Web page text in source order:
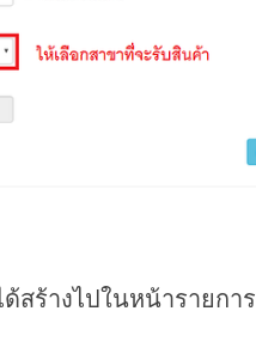
สร้างไปในหน้ารายการ